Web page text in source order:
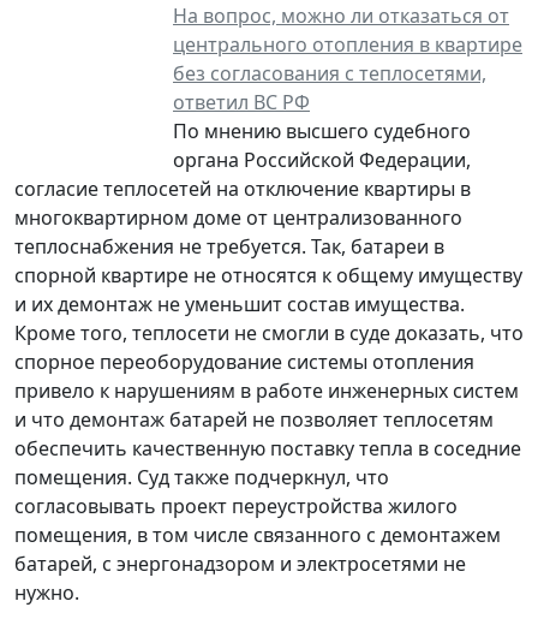
На вопрос, можно ли отказаться от
центрального отопления в квартире
без согласования с теплосетями,
ответил ВС РФ
По мнению высшего судебного
органа Российской Федерации,
согласие теплосетей на отключение квартиры в
многоквартирном доме от централизованного
теплоснабжения не требуется. Так, батареи в
спорной квартире не относятся к общему имуществу
и их демонтаж не уменьшит состав имущества.
Кроме того, теплосети не смогли в суде доказать, что
спорное переоборудование системы отопления
привело к нарушениям в работе инженерных систем
и что демонтаж батарей не позволяет теплосетям
обеспечить качественную поставку тепла в соседние
помещения. Суд также подчеркнул, что
согласовывать проект переустройства жилого
помещения, в том числе связанного с демонтажем
батарей, с энергонадзором и электросетями не
нужно.